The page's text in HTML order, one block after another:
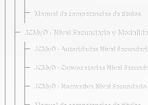
Manual de competencias de títulos
JCMyD · Nivel Secundario y
JCMyD · Autoridades Nivel
JCMyD · Convocatorias Nivel
JCMyD · Normativa Nivel Secundario